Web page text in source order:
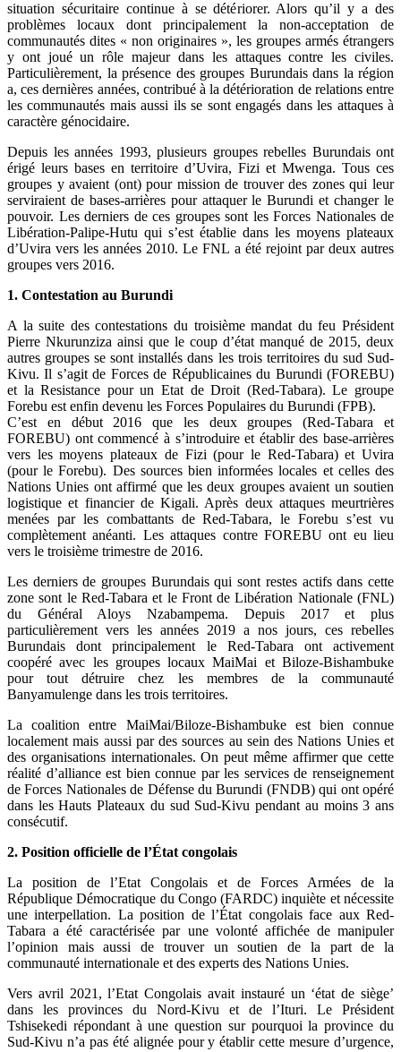
situation sécuritaire continue à se détériorer. Alors qu’il y a des
problèmes locaux dont principalement la non-acceptation de
communautés dites « non originaires », les groupes armés étrangers
y ont joué un rôle majeur dans les attaques contre les civiles.
Particulièrement, la présence des groupes Burundais dans la région
a, ces dernières années, contribué à la détérioration de relations entre
les communautés mais aussi ils se sont engagés dans les attaques à
caractère génocidaire.
Depuis les années 1993, plusieurs groupes rebelles Burundais ont
érigé leurs bases en territoire d’Uvira, Fizi et Mwenga. Tous ces
groupes y avaient (ont) pour mission de trouver des zones qui leur
serviraient de bases-arrières pour attaquer le Burundi et changer le
pouvoir. Les derniers de ces groupes sont les Forces Nationales de
Libération-Palipe-Hutu qui s’est établie dans les moyens plateaux
d’Uvira vers les années 2010. Le FNL a été rejoint par deux autres
groupes vers 2016.
1. Contestation au Burundi
A la suite des contestations du troisième mandat du feu Président
Pierre Nkurunziza ainsi que le coup d’état manqué de 2015, deux
autres groupes se sont installés dans les trois territoires du sud Sud-
Kivu. Il s’agit de Forces de Républicaines du Burundi (FOREBU)
et la Resistance pour un Etat de Droit (Red-Tabara). Le groupe
Forebu est enfin devenu les Forces Populaires du Burundi (FPB).
C’est en début 2016 que les deux groupes (Red-Tabara et
FOREBU) ont commencé à s’introduire et établir des base-arrières
vers les moyens plateaux de Fizi (pour le Red-Tabara) et Uvira
(pour le Forebu). Des sources bien informées locales et celles des
Nations Unies ont affirmé que les deux groupes avaient un soutien
logistique et financier de Kigali. Après deux attaques meurtrières
menées par les combattants de Red-Tabara, le Forebu s’est vu
complètement anéanti. Les attaques contre FOREBU ont eu lieu
vers le troisième trimestre de 2016.
Les derniers de groupes Burundais qui sont restes actifs dans cette
zone sont le Red-Tabara et le Front de Libération Nationale (FNL)
du Général Aloys Nzabampema. Depuis 2017 et plus
particulièrement vers les années 2019 a nos jours, ces rebelles
Burundais dont principalement le Red-Tabara ont activement
coopéré avec les groupes locaux MaiMai et Biloze-Bishambuke
pour tout détruire chez les membres de la communauté
Banyamulenge dans les trois territoires.
La coalition entre MaiMai/Biloze-Bishambuke est bien connue
localement mais aussi par des sources au sein des Nations Unies et
des organisations internationales. On peut même affirmer que cette
réalité d’alliance est bien connue par les services de renseignement
de Forces Nationales de Défense du Burundi (FNDB) qui ont opéré
dans les Hauts Plateaux du sud Sud-Kivu pendant au moins 3 ans
consécutif.
2. Position officielle de l’État congolais
La position de l’Etat Congolais et de Forces Armées de la
République Démocratique du Congo (FARDC) inquiète et nécessite
une interpellation. La position de l’État congolais face aux Red-
Tabara a été caractérisée par une volonté affichée de manipuler
l’opinion mais aussi de trouver un soutien de la part de la
communauté internationale et des experts des Nations Unies.
Vers avril 2021, l’Etat Congolais avait instauré un ‘état de siège’
dans les provinces du Nord-Kivu et de l’Ituri. Le Président
Tshisekedi répondant à une question sur pourquoi la province du
Sud-Kivu n’a pas été alignée pour y établir cette mesure d’urgence,